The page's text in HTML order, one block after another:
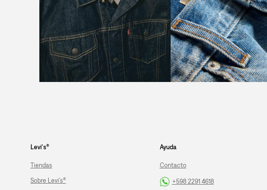
Levi's®
Tiendas
Sobre Levi's®
Ayuda
Contacto
+598 2291 4618